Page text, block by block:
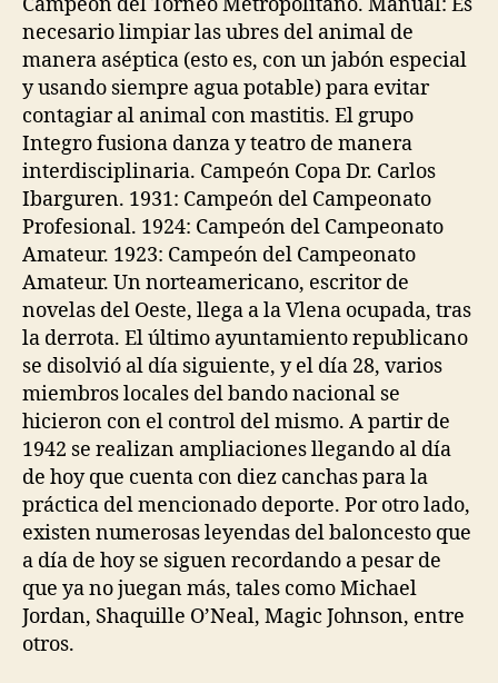
necesario limpiar las ubres del animal de
manera aséptica (esto es, con un jabón especial
y usando siempre agua potable) para evitar
contagiar al animal con mastitis. El grupo
Integro fusiona danza y teatro de manera
interdisciplinaria. Campeón Copa Dr. Carlos
Ibarguren. 1931: Campeón del Campeonato
Profesional. 1924: Campeón del Campeonato
Amateur. 1923: Campeón del Campeonato
Amateur. Un norteamericano, escritor de
novelas del Oeste, llega a la Vlena ocupada, tras
la derrota. El último ayuntamiento republicano
se disolvió al día siguiente, y el día 28, varios
miembros locales del bando nacional se
hicieron con el control del mismo. A partir de
1942 se realizan ampliaciones llegando al día
de hoy que cuenta con diez canchas para la
práctica del mencionado deporte. Por otro lado,
existen numerosas leyendas del baloncesto que
a día de hoy se siguen recordando a pesar de
que ya no juegan más, tales como Michael
Jordan, Shaquille O’Neal, Magic Johnson, entre
otros.